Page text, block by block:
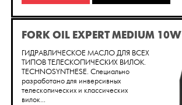
FORK OIL EXPERT MEDIUM 10W
ГИДРАВЛИЧЕСКОЕ МАСЛО ДЛЯ ВСЕХ
ТИПОВ ТЕЛЕСКОПИЧЕСКИХ ВИЛОК.
TECHNOSYNTHESE. Cпециально
разработано для инверсивных
телескопических и классических
вилок...